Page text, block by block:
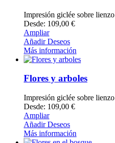
Impresión giclée sobre lienzo
Desde: 109,00 €
Ampliar
Añadir Deseos
Más información
Flores y arboles
Impresión giclée sobre lienzo
Desde: 109,00 €
Ampliar
Añadir Deseos
Más información